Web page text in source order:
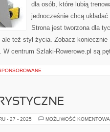
dla osób, które lubią
jednocześnie chcą
Strona jest tworzona dla
też styl życia. Zobacz koniecznie
W centrum Szlaki-Rowerowe.pl są
- 27 - 2025 MOŻLIWOŚĆ